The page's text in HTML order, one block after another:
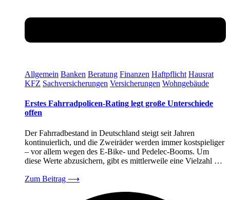
Allgemein Banken Beratung Finanzen Haftpflicht Hausrat
KFZ Sachversicherungen Versicherungen Wohngebäude
Erstes Fahrradpolicen-Rating legt große Unterschiede
offen
Der Fahrradbestand in Deutschland steigt seit Jahren
kontinuierlich, und die Zweiräder werden immer kostspieliger
– vor allem wegen des E-Bike- und Pedelec-Booms. Um
diese Werte abzusichern, gibt es mittlerweile eine Vielzahl …
Zum Beitrag ⟶